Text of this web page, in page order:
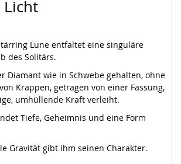
Licht
Lune entfaltet eine singuläre
des Solitärs.
Diamant wie in Schwebe gehalten, ohne
Krappen, getragen von einer Fassung,
umhüllende Kraft verleiht.
Tiefe, Geheimnis und eine Form
Gravität gibt ihm seinen Charakter.